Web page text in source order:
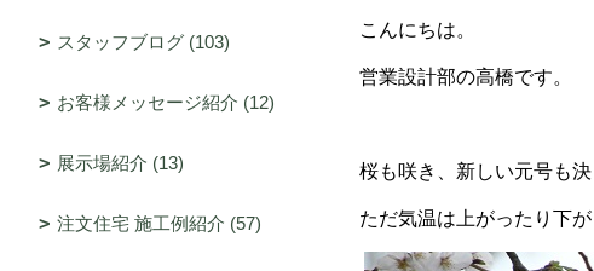
こんにちは。
営業設計部の高橋です。
桜も咲き、新しい元号も
ただ気温は上がったり下
スタッフブログ (103)
お客様メッセージ紹介 (12)
展示場紹介 (13)
注文住宅 施工例紹介 (57)